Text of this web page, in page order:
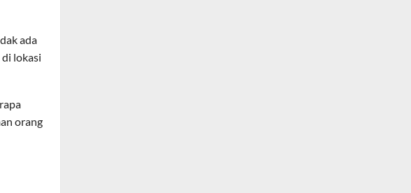
ada
lokasi
orang